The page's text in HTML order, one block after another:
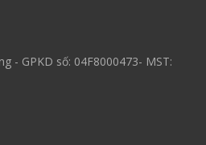
- GPKD số: 04F8000473- MST: